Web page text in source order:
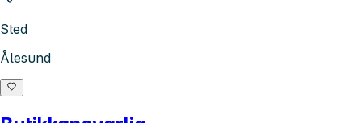
Sted
Ålesund